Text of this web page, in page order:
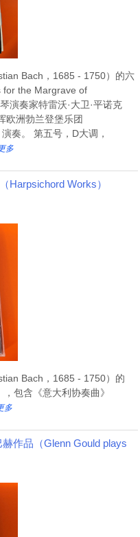
Bach，1685 - 1750）的六
for the Margrave of
演奏家特雷沃·大卫·平诺克
欧洲勃兰登堡乐团
奏。 第五号，D大调，
多
Harpsichord Works）
Bach，1685 - 1750）的
包含《意大利协奏曲》
多
作品（Glenn Gould plays